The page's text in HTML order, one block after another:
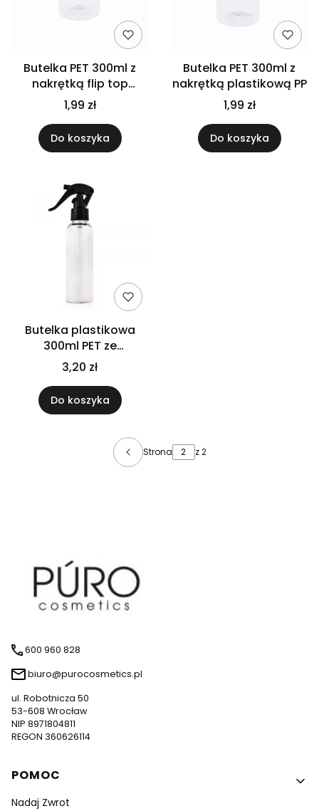
Butelka PET 300ml z
nakrętką flip top
czarną
1,99 zł
Do koszyka
Butelka PET 300ml z
nakrętką plastikową PP
1,99 zł
Do koszyka
Butelka plastikowa
300ml PET ze
spryskiwaczem trigger
czarny
3,20 zł
Do koszyka
Strona z 2
600 960 828
biuro@purocosmetics.pl
ul. Robotnicza 50
53-608 Wrocław
NIP 8971804811
REGON 360626114
Linki w stopce
POMOC
Nadaj Zwrot